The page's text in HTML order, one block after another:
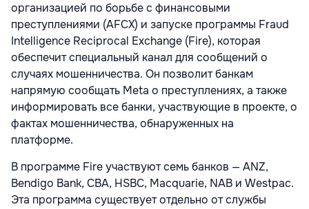
организацией по борьбе с финансовыми
преступлениями (AFCX) и запуске программы Fraud
Intelligence Reciprocal Exchange (Fire), которая
обеспечит специальный канал для сообщений о
случаях мошенничества. Он позволит банкам
напрямую сообщать Meta о преступлениях, а также
информировать все банки, участвующие в проекте, о
фактах мошенничества, обнаруженных на
платформе.
В программе Fire участвуют семь банков — ANZ,
Bendigo Bank, CBA, HSBC, Macquarie, NAB и Westpac.
Эта программа существует отдельно от службы